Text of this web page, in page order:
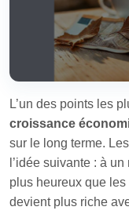
L’un des points les
croissance
sur le long terme.
l’idée suivante : à
plus heureux que
devient plus riche